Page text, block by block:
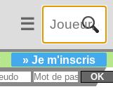
☰
» Je m'inscris
OK